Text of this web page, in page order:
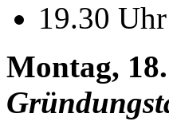
19.30
Montag,